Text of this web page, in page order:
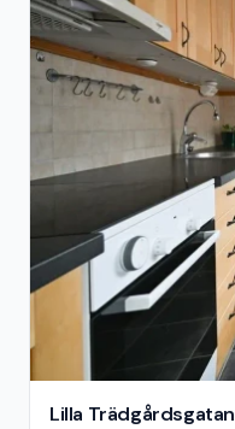
Lilla Trädgårdsgatan